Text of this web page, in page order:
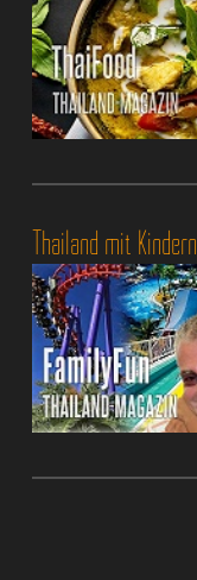
Thailand mit Kindern